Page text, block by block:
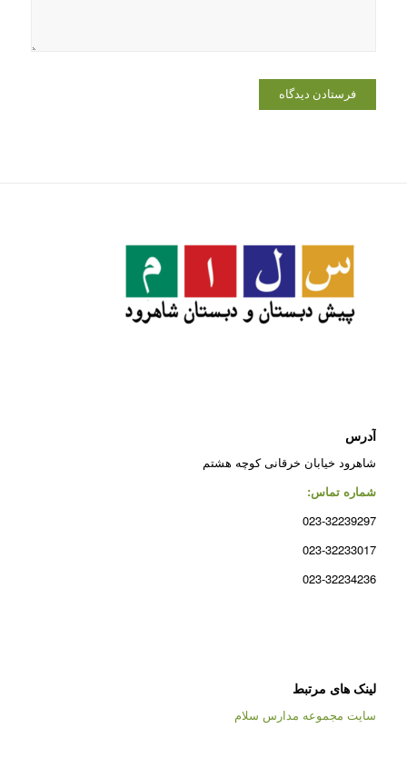
آدرس
شاهرود خیابان خرقانی کوچه هشتم
شماره تماس:
023-32239297
023-32233017
023-32234236
لینک های مرتبط
سایت مجموعه مدارس سلام